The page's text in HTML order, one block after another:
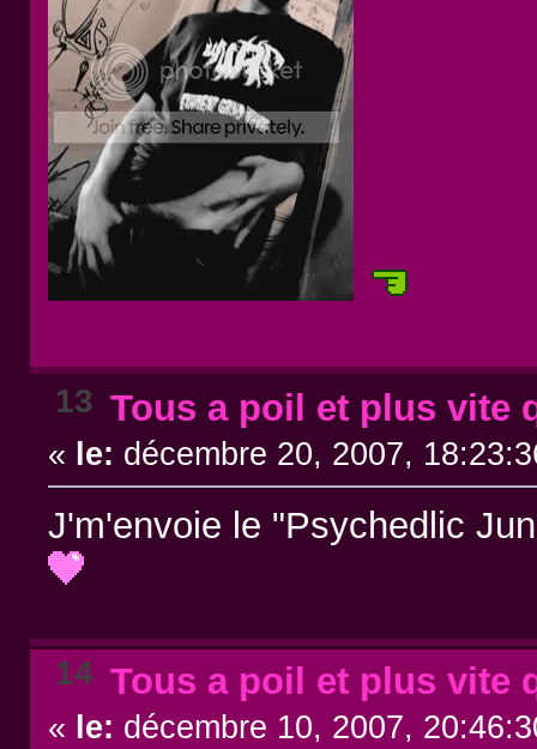
13 Tous a poil et plus vite
« le: décembre 20, 2007,
J'm'envoie le "Psychedlic
14 Tous a poil et plus vite
« le: décembre 10, 2007,